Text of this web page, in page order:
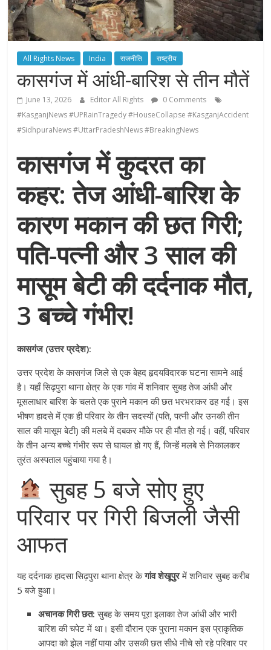
All Rights News India राजनीति राष्ट्रीय
कासगंज में आंधी-बारिश से तीन मौतें
June 13, 2026 Editor All Rights
0 Comments
#KasganjNews #UPRainTragedy #HouseCollapse #KasganjAccident
#SidhpuraNews #UttarPradeshNews #BreakingNews
कासगंज में कुदरत का
कहर: तेज आंधी-बारिश के
कारण मकान की छत गिरी;
पति-पत्नी और 3 साल की
मासूम बेटी की दर्दनाक मौत,
3 बच्चे गंभीर!
कासगंज (उत्तर प्रदेश):
उत्तर प्रदेश के कासगंज जिले से एक बेहद हृदयविदारक घटना सामने आई
है। यहाँ सिढ़पुरा थाना क्षेत्र के एक गांव में शनिवार सुबह तेज आंधी और
मूसलाधार बारिश के चलते एक पुराने मकान की छत भरभराकर ढह गई। इस
भीषण हादसे में एक ही परिवार के तीन सदस्यों (पति, पत्नी और उनकी तीन
साल की मासूम बेटी) की मलबे में दबकर मौके पर ही मौत हो गई। वहीं, परिवार
के तीन अन्य बच्चे गंभीर रूप से घायल हो गए हैं, जिन्हें मलबे से निकालकर
तुरंत अस्पताल पहुंचाया गया है।
सुबह 5 बजे सोए हुए
परिवार पर गिरी बिजली जैसी
आफत
यह दर्दनाक हादसा सिढ़पुरा थाना क्षेत्र केगांव शेखूपुरमें शनिवार सुबह करीब
5 बजे हुआ।
अचानक गिरी छत: सुबह के समय पूरा इलाका तेज आंधी और भारी
बारिश की चपेट में था। इसी दौरान एक पुराना मकान इस प्राकृतिक
आपदा को झेल नहीं पाया और उसकी छत सीधे नीचे सो रहे परिवार पर